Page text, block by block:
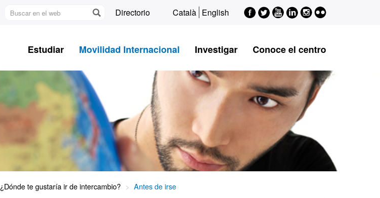
Buscar
Directorio Català English Facebook
Twitter
Youtube
LinkedIn
Instagram
Flickr
Estudiar Movilidad Internacional Investigar Conoce el centro
¿Dónde te gustaría ir de intercambio? Antes de irse